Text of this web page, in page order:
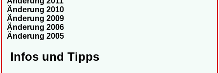
Änderung 2010
Änderung 2009
Änderung 2006
Änderung 2005
Infos und Tipps